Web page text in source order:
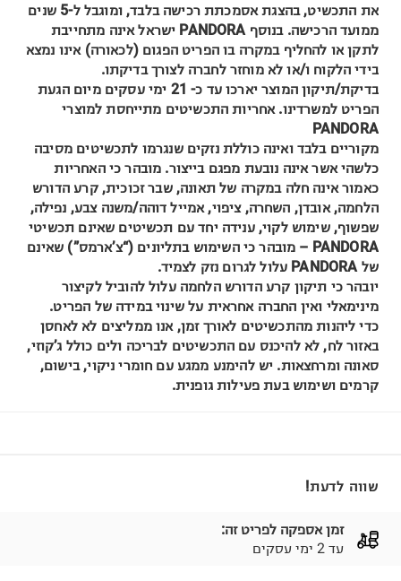
את התכשיט, בהצגת אסמכתת רכישה בלבד, ומוגבל ל-5 שנים
ממועד הרכישה. בנוסף PANDORA ישראל אינה מתחייבת
לתקן או להחליף במקרה בו הפריט הפגום (לכאורה) אינו נמצא
בידי הלקוח ו/או לא מוחזר לחברה לצורך בדיקתו.
בדיקת/תיקון המוצר יארכו עד כ- 21 ימי עסקים מיום הגעת
הפריט למשרדינו. אחריות התכשיטים מתייחסת למוצרי
PANDORA
מקוריים בלבד ואינה כוללת נזקים שנגרמו לתכשיטים מסיבה
כלשהי אשר אינה נובעת מפגם בייצור. מובהר כי האחריות
כאמור אינה חלה במקרה של תאונה, שבר זכוכית, קרע הדורש
הלחמה, אובדן, השחרה, ציפוי, אמייל דוהה/משנה צבע, נפילה,
שפשוף, שימוש לקוי, ענידה יחד עם תכשיטים שאינם תכשיטי
PANDORA – מובהר כי השימוש בתליונים (“צ’ארמס”) שאינם
של PANDORA עלול לגרום נזק לצמיד.
יובהר כי תיקון קרע הדורש הלחמה עלול להוביל לקיצור
מינימאלי ואין החברה אחראית על שינוי במידה של הפריט.
כדי ליהנות מהתכשיטים לאורך זמן, אנו ממליצים לא לאחסן
באזור לח, לא להיכנס עם התכשיטים לבריכה ולים כולל ג’קוזי,
סאונה ומרחצאות. יש להימנע ממגע עם חומרי ניקוי, בישום,
קרמים ושימוש בעת פעילות גופנית.
שווה לדעת!
זמן אספקה לפריט זה:
עד 2 ימי עסקים